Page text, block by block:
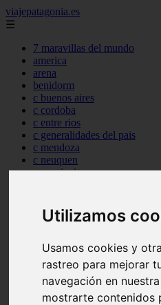
Utilizamos
Usamos cookies y
rastreo para mejorar
navegación en
mostrarte contenidos
viajepatagonia.es
☰
7 maravillas del mundo
america
arena
benidorm
c buenos aires
c cordoba
c entre rios
c generalidades del pais
c mendoza
c neuquen
c provincias
c tierra de fuego
c tucuman
carmen
category
destinos
gijon
lanzarote